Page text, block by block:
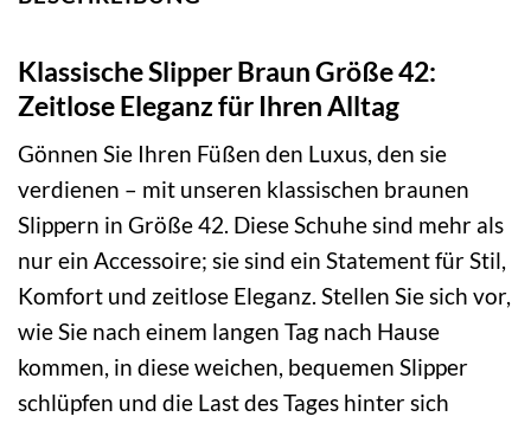
Klassische Slipper Braun Größe 42:
Zeitlose Eleganz für Ihren Alltag
Gönnen Sie Ihren Füßen den Luxus, den sie
verdienen – mit unseren klassischen braunen
Slippern in Größe 42. Diese Schuhe sind mehr als
nur ein Accessoire; sie sind ein Statement für Stil,
Komfort und zeitlose Eleganz. Stellen Sie sich vor,
wie Sie nach einem langen Tag nach Hause
kommen, in diese weichen, bequemen Slipper
schlüpfen und die Last des Tages hinter sich